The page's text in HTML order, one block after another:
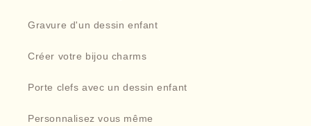
Gravure d'un dessin enfant
Créer votre bijou charms
Porte clefs avec un dessin enfant
Personnalisez vous même